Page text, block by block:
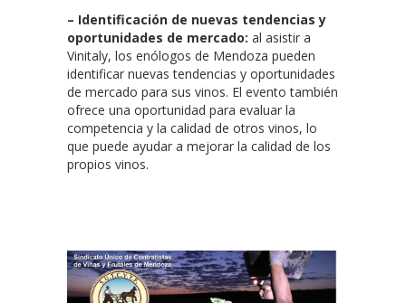
– Identificación de nuevas tendencias y
oportunidades de mercado: al asistir a
Vinitaly, los enólogos de Mendoza pueden
identificar nuevas tendencias y oportunidades
de mercado para sus vinos. El evento también
ofrece una oportunidad para evaluar la
competencia y la calidad de otros vinos, lo
que puede ayudar a mejorar la calidad de los
propios vinos.